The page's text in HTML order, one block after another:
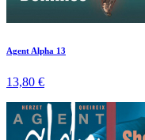
Agent Alpha 13
13,80 €